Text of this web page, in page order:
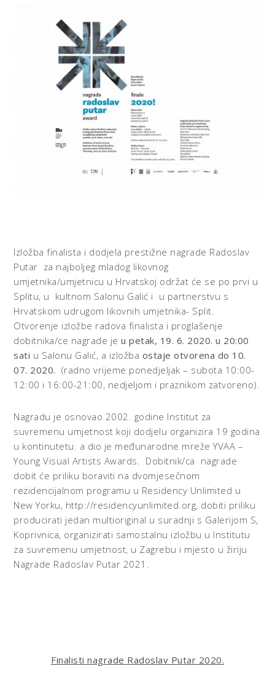
Izložba finalista i dodjela prestižne nagrade Radoslav
Putar za najboljeg mladog likovnog
umjetnika/umjetnicu u Hrvatskoj održat će se po prvi u
Splitu, u kultnom Salonu Galić i u partnerstvu s
Hrvatskom udrugom likovnih umjetnika- Split.
Otvorenje izložbe radova finalista i proglašenje
dobitnika/ce nagrade jeu petak, 19. 6. 2020. u 20:00
sati u Salonu Galić, a izložba ostaje otvorena do 10.
07. 2020. (radno vrijeme ponedjeljak – subota 10:00-
12:00 i 16:00-21:00, nedjeljom i praznikom zatvoreno).
Nagradu je osnovao 2002. godine Institut za
suvremenu umjetnost koji dodjelu organizira 19 godina
u kontinutetu. a dio je međunarodne mreže YVAA –
Young Visual Artists Awards. Dobitnik/ca nagrade
dobit će priliku boraviti na dvomjesečnom
rezidencijalnom programu u Residency Unlimited u
New Yorku, http://residencyunlimited.org, dobiti priliku
producirati jedan multioriginal u suradnji s Galerijom S,
Koprivnica, organizirati samostalnu izložbu u Institutu
za suvremenu umjetnost, u Zagrebu i mjesto u žiriju
Nagrade Radoslav Putar 2021.
Finalisti nagrade Radoslav Putar 2020.